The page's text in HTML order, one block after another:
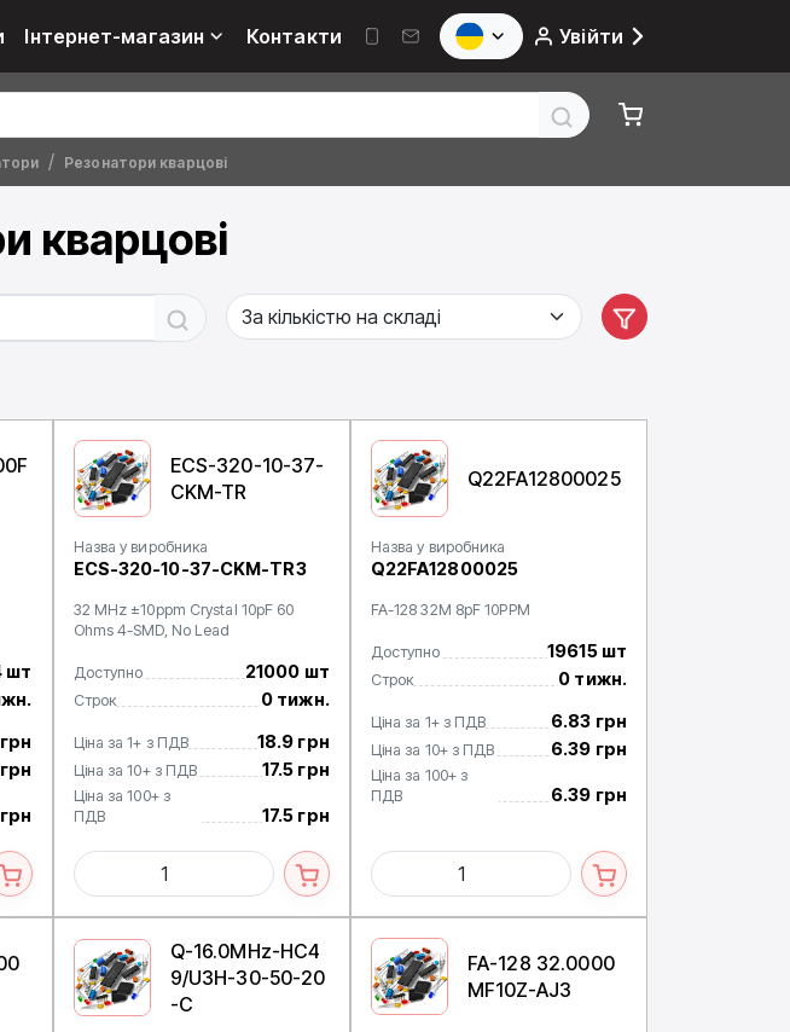
Інтернет-магазин Контакти Увійти
Резонатори кварцові
кварцові
шт
ECS-320-10-37-
CKM-TR
Назва у виробника
ECS-320-10-37-CKM-TR3
32 MHz ±10ppm Crystal 10pF 60
Ohms 4-SMD, No Lead
Доступно 21000 шт
Строк 0 тижн.
Ціна за 1+ з ПДВ 18.9 грн
Ціна за 10+ з ПДВ 17.5 грн
Ціна за 100+ з
ПДВ
17.5 грн
Q22FA12800025
Назва у виробника
Q22FA12800025
FA-128 32M 8pF 10PPM
Доступно 19615 шт
Строк 0 тижн.
Ціна за 1+ з ПДВ 6.83 грн
Ціна за 10+ з ПДВ 6.39 грн
Ціна за 100+ з
ПДВ
6.39 грн
Q-16.0MHz-HC4
9/U3H-30-50-20
-C
FA-128 32.0000
MF10Z-AJ3